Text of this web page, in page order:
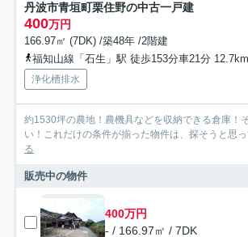
丹波市青垣町栗住野の中古一戸建
400万円
166.97㎡ (7DK) /築48年 /2階建
福知山線「石生」駅 徒歩153分車21分 12.7km
浄化槽排水
約1530坪の農地！農機具などを収納できる倉庫！
い！これだけの条件が揃った物件は、探そうと思
る
販売中の物件
400万円
- / 166.97㎡ / 7DK